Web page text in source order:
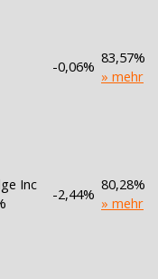
-0,06% 83,57%
» mehr
Inc
-2,44%
80,28%
» mehr